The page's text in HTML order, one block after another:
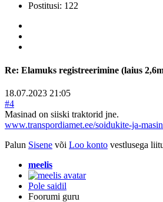
Postitusi: 122
Re: Elamuks registreerimine (laius
18.07.2023 21:05
#4
Masinad on siiski traktorid jne.
www.transpordiamet.ee/soidukite-ja-
Palun Sisene või Loo konto vestlusega
meelis
Pole saidil
Foorumi guru